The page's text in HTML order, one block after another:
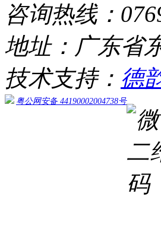
咨询热线：
地址：广东省
技术支持： 德
粤公网安备 44190002004738号